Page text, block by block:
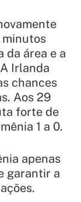
minutos
da área e a
Irlanda
chances
Aos 29
forte de
1 a 0.
apenas
garantir a